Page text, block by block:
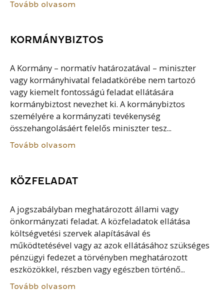
Tovább olvasom
KORMÁNYBIZTOS
A Kormány – normatív határozatával – miniszter
vagy kormányhivatal feladatkörébe nem tartozó
vagy kiemelt fontosságú feladat ellátására
kormánybiztost nevezhet ki. A kormánybiztos
személyére a kormányzati tevékenység
összehangolásáért felelős miniszter tesz...
Tovább olvasom
KÖZFELADAT
A jogszabályban meghatározott állami vagy
önkormányzati feladat. A közfeladatok ellátása
költségvetési szervek alapításával és
működtetésével vagy az azok ellátásához szükséges
pénzügyi fedezet a törvényben meghatározott
eszközökkel, részben vagy egészben történő...
Tovább olvasom